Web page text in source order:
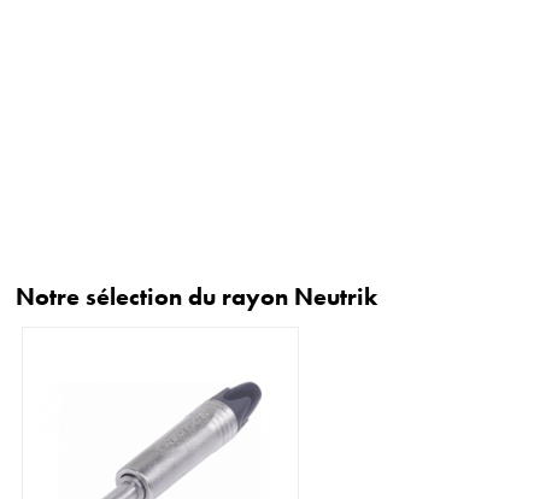
Notre sélection du rayon Neutrik